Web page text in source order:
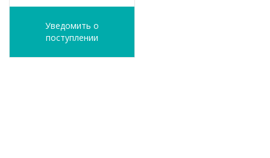
Уведомить о
поступлении